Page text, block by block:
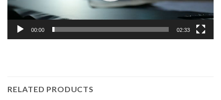
00:00 02:33
RELATED PRODUCTS